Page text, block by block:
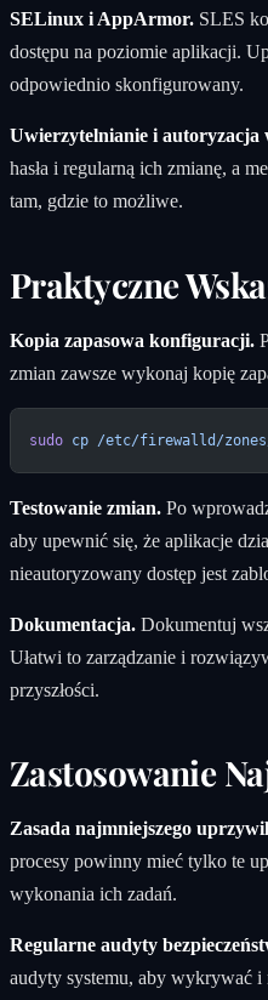
SELinux i AppArmor. SLES
dostępu na poziomie aplikacji.
odpowiednio skonfigurowany.
Uwierzytelnianie i autoryzacja
hasła i regularną ich zmianę, a
tam, gdzie to możliwe.
Praktyczne
Kopia zapasowa konfiguracji.
zmian zawsze wykonaj kopię
sudo cp /etc/firewalld/
Testowanie zmian. Po
aby upewnić się, że aplikacje
nieautoryzowany dostęp jest
Dokumentacja. Dokumentuj
Ułatwi to zarządzanie i
przyszłości.
Zastosowanie
Zasada najmniejszego
procesy powinny mieć tylko te
wykonania ich zadań.
Regularne audyty
audyty systemu, aby wykrywać i